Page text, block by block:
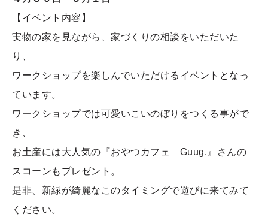
【イベント内容】
実物の家を見ながら、家づくりの相談をいただいた
り、
ワークショップを楽しんでいただけるイベントとなっ
ています。
ワークショップでは可愛いこいのぼりをつくる事がで
き、
お土産には大人気の『おやつカフェ Guug.』さんの
スコーンもプレゼント。
是非、新緑が綺麗なこのタイミングで遊びに来てみて
ください。